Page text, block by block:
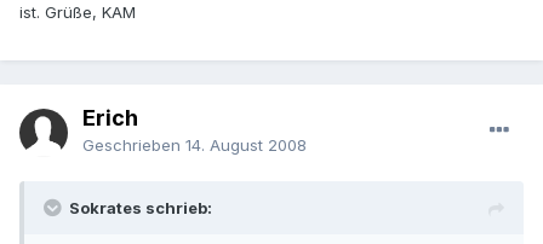
ist. Grüße, KAM
Erich
Geschrieben 14. August 2008
Sokrates schrieb: